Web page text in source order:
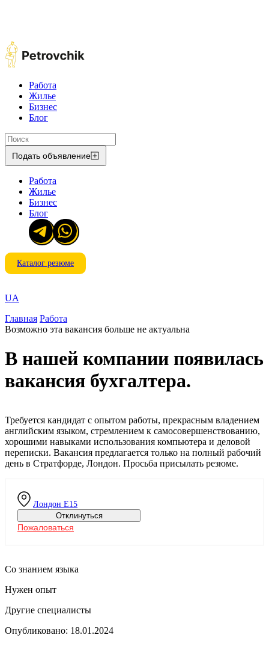
Работа
Жилье
Бизнес
Блог
Подать объявление
Работа
Жилье
Бизнес
Блог
Каталог резюме
UA
Главная Работа
Возможно эта вакансия больше не актуальна
В нашей компании появилась
вакансия бухгалтера.
Лондон Е15
Отклинуться
Пожаловаться
Требуется кандидат с опытом работы, прекрасным владением
английским языком, стремлением к самосовершенствованию,
хорошими навыками использования компьютера и деловой
переписки. Вакансия предлагается только на полный рабочий
день в Стратфорде, Лондон. Просьба присылать резюме.
Со знанием языка
Нужен опыт
Другие специалисты
Опубликовано: 18.01.2024